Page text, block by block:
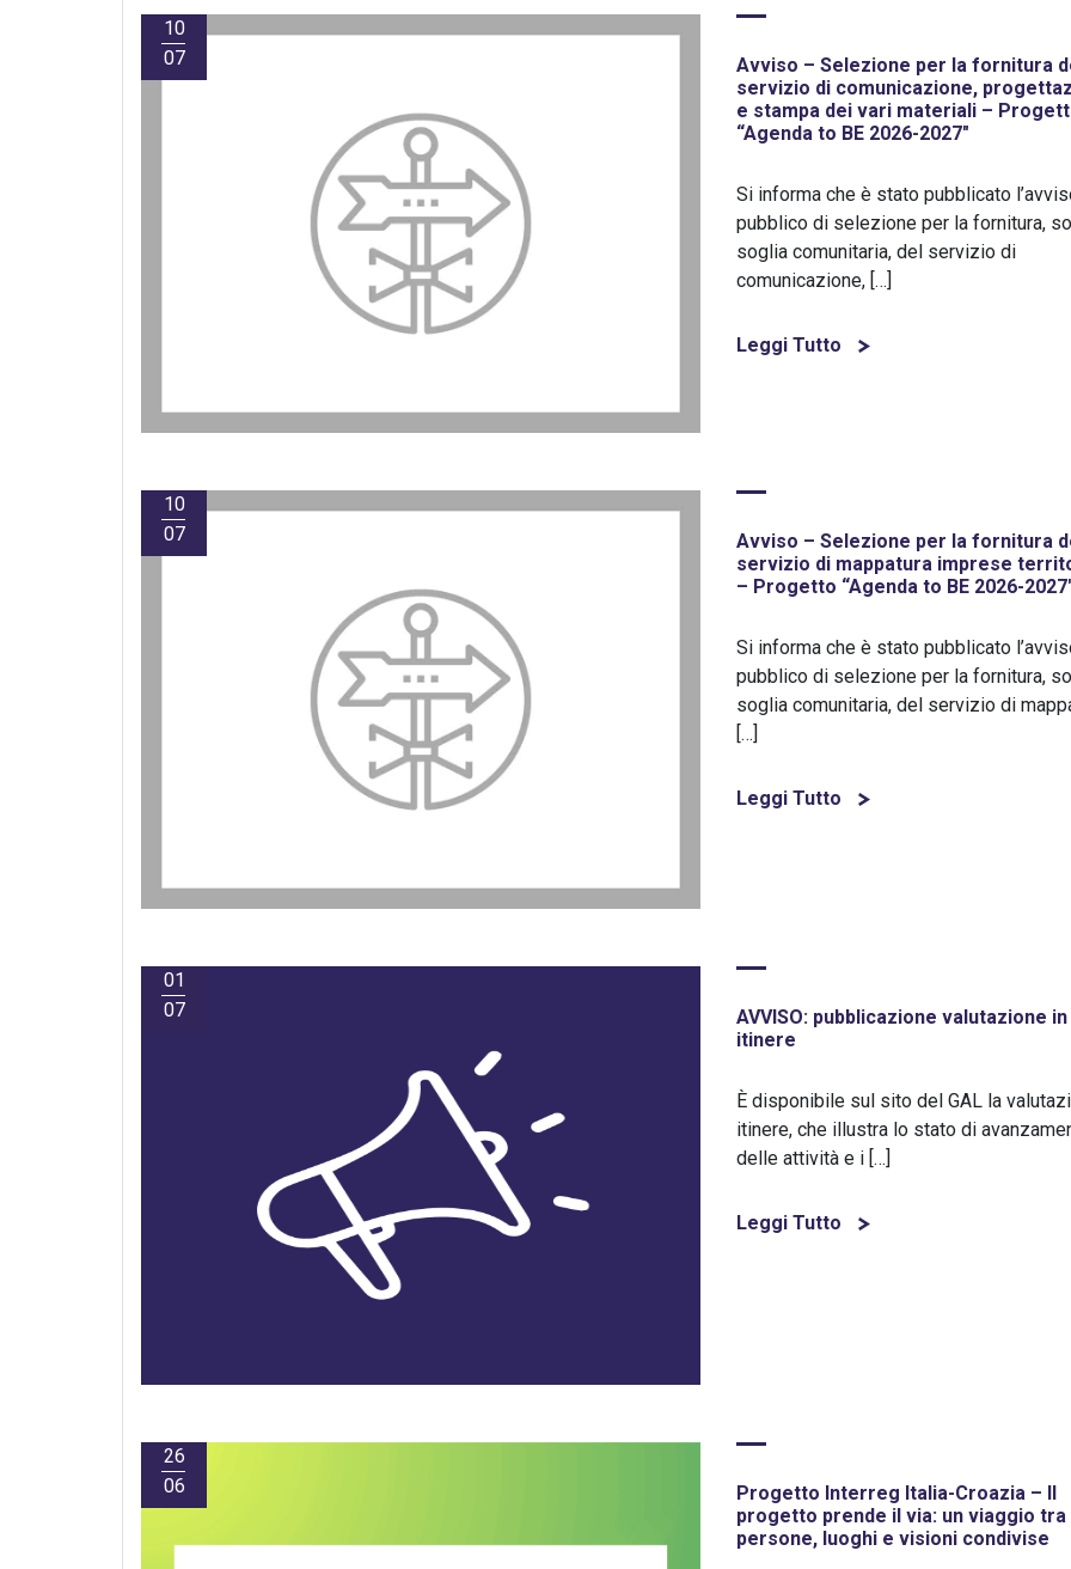
10
07
Avviso – Selezione per la fornitura
servizio di comunicazione,
e stampa dei vari materiali –
“Agenda to BE 2026-2027″
Si informa che è stato pubblicato
pubblico di selezione per la fornitura,
soglia comunitaria, del servizio di
comunicazione, […]
Leggi Tutto
10
07
Avviso – Selezione per la fornitura
servizio di mappatura imprese
– Progetto “Agenda to BE 2026-
Si informa che è stato pubblicato
pubblico di selezione per la fornitura,
soglia comunitaria, del servizio di
[…]
Leggi Tutto
01
07
AVVISO: pubblicazione valutazione in
itinere
È disponibile sul sito del GAL la
itinere, che illustra lo stato di
delle attività e i […]
Leggi Tutto
26
06
Progetto Interreg Italia-Croazia – Il
progetto prende il via: un viaggio tra
persone, luoghi e visioni condivise